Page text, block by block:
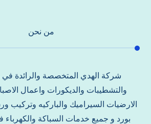
من نحن
شركة الهدي المتخصصة والرائدة في
والتشطيبات والديكورات واعمال
الارضيات السيراميك والباركيه وتركيب
بورد و جميع خدمات السباكة والكهرباء